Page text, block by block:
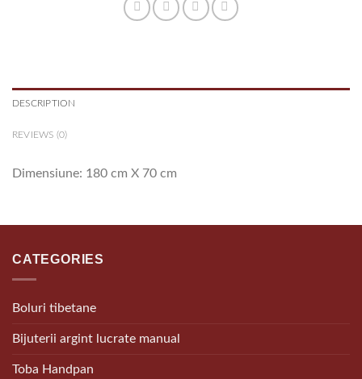
DESCRIPTION
REVIEWS (0)
Dimensiune: 180 cm X 70 cm
CATEGORIES
Boluri tibetane
Bijuterii argint lucrate manual
Toba Handpan